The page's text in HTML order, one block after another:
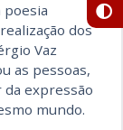
poesia
dos
Vaz
as pessoas,
expressão
mundo.